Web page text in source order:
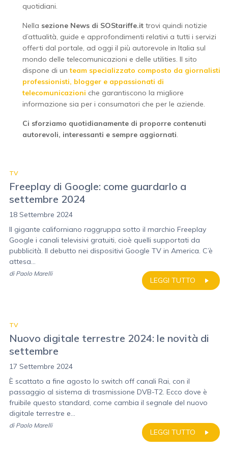
quotidiani.
Nella sezione News di SOStariffe.it trovi quindi notizie
d’attualità, guide e approfondimenti relativi a tutti i servizi
offerti dal portale, ad oggi il più autorevole in Italia sul
mondo delle telecomunicazioni e delle utilities. Il sito
dispone di unteam specializzato composto da giornalisti
professionisti, blogger e appassionati di
telecomunicazioni che garantiscono la migliore
informazione sia per i consumatori che per le aziende.
Ci sforziamo quotidianamente di proporre contenuti
autorevoli, interessanti e sempre aggiornati.
TV
Freeplay di Google: come guardarlo a
settembre 2024
18 Settembre 2024
Il gigante californiano raggruppa sotto il marchio Freeplay
Google i canali televisivi gratuiti, cioè quelli supportati da
pubblicità. Il debutto nei dispositivi Google TV in America. C’è
attesa...
LEGGI TUTTO
di Paolo Marelli
TV
Nuovo digitale terrestre 2024: le novità di
settembre
17 Settembre 2024
È scattato a fine agosto lo switch off canali Rai, con il
passaggio al sistema di trasmissione DVB-T2. Ecco dove è
fruibile questo standard, come cambia il segnale del nuovo
digitale terrestre e...
LEGGI TUTTO
di Paolo Marelli